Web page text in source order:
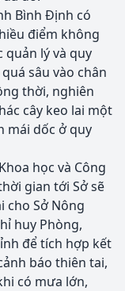
Bình Định có
điểm không
quản lý và quy
sâu vào chân
thời, nghiên
cây keo lai một
mái dốc ở quy
học và Công
gian tới Sở sẽ
cho Sở Nông
huy Phòng,
để tích hợp kết
báo thiên tai,
có mưa lớn,